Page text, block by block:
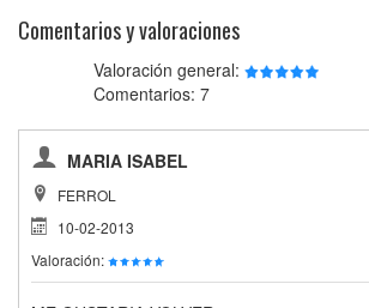
Comentarios y valoraciones
Valoración general:
Comentarios: 7
MARIA ISABEL
FERROL
10-02-2013
Valoración: